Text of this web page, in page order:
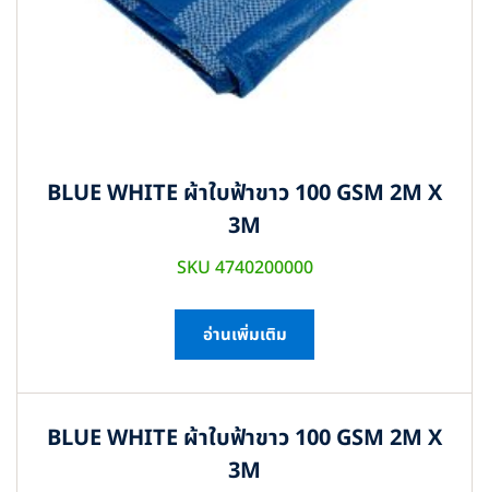
BLUE WHITE ผ้าใบฟ้าขาว 100 GSM 2M X
3M
SKU 4740200000
อ่านเพิ่มเติม
BLUE WHITE ผ้าใบฟ้าขาว 100 GSM 2M X
3M